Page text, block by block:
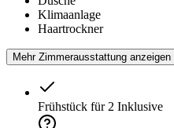
Klimaanlage
Haartrockner
Mehr Zimmerausstattung anzeigen
Frühstück für 2 Inklusive